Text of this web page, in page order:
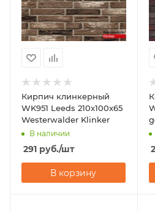
Кирпич клинкерный
WK951 Leeds 210x100x65
Westerwalder Klinker
В наличии
291 руб./шт
В корзину